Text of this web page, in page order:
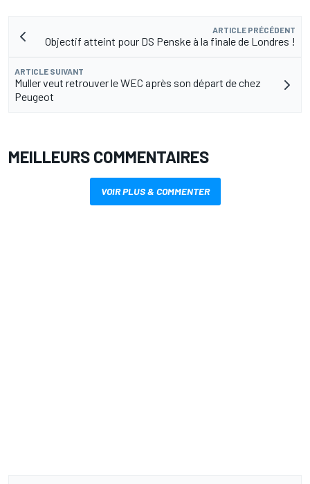
ARTICLE PRÉCÉDENT
Objectif atteint pour DS Penske à la finale de Londres !
ARTICLE SUIVANT
Muller veut retrouver le WEC après son départ de chez
Peugeot
MEILLEURS COMMENTAIRES
VOIR PLUS & COMMENTER